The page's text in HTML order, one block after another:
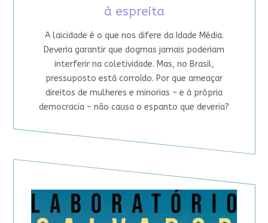
à espreita
A laicidade é o que nos difere da Idade Média.
Deveria garantir que dogmas jamais poderiam
interferir na coletividade. Mas, no Brasil,
pressuposto está corroído. Por que ameaçar
direitos de mulheres e minorias – e à própria
democracia – não causa o espanto que deveria?